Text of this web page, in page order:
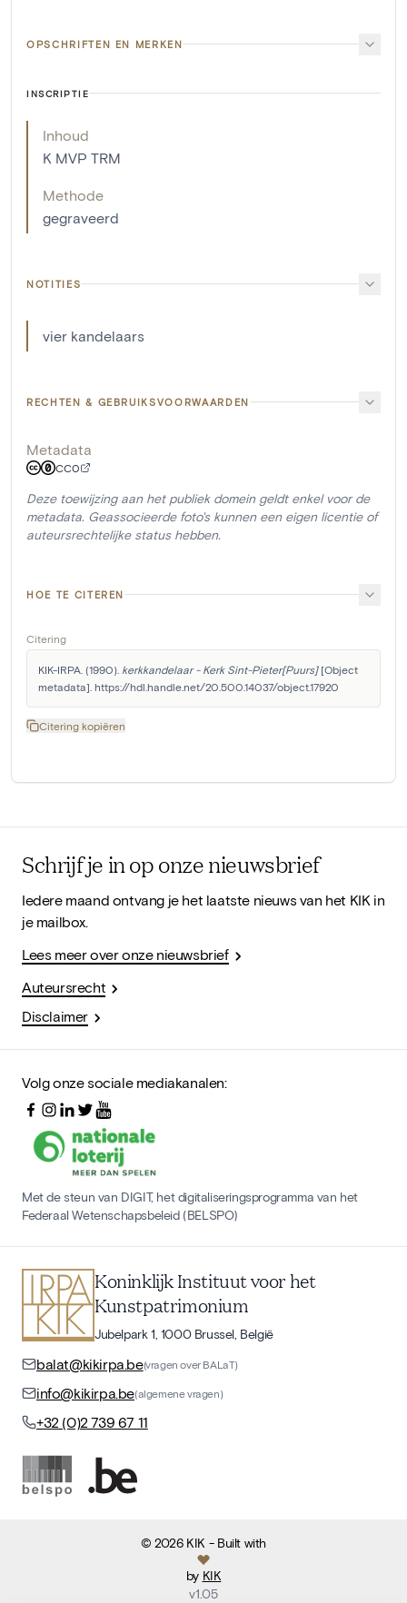
OPSCHRIFTEN EN MERKEN
INSCRIPTIE
Inhoud
K MVP TRM
Methode
gegraveerd
NOTITIES
vier kandelaars
RECHTEN & GEBRUIKSVOORWAARDEN
Metadata
CC0
Deze toewijzing aan het publiek domein geldt enkel voor de
metadata. Geassocieerde foto's kunnen een eigen licentie of
auteursrechtelijke status hebben.
HOE TE CITEREN
Citering
KIK-IRPA. (1990). kerkkandelaar - Kerk Sint-Pieter[Puurs] [Object
metadata]. https://hdl.handle.net/20.500.14037/object.17920
Citering kopiëren
Schrijf je in op onze nieuwsbrief
Iedere maand ontvang je het laatste nieuws van het KIK in
je mailbox.
Lees meer over onze nieuwsbrief
Auteursrecht
Disclaimer
Volg onze sociale mediakanalen:
Met de steun van DIGIT, het digitaliseringsprogramma van het
Federaal Wetenschapsbeleid (BELSPO)
Koninklijk Instituut voor het
Kunstpatrimonium
Jubelpark 1, 1000 Brussel, België
balat@kikirpa.be(vragen over BALaT)
info@kikirpa.be(algemene vragen)
+32 (0)2 739 67 11
©2026 KIK - Built with
by KIK
v1.05